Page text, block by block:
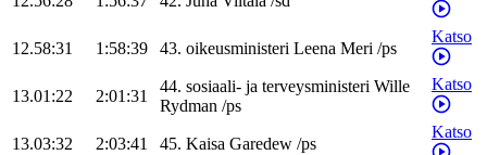
12.58:31 1:58:39 43. oikeusministeri Leena Meri /ps
Katso
13.01:22 2:01:31
44. sosiaali- ja terveysministeri Wille
Rydman /ps
Katso
13.03:32 2:03:41 45. Kaisa Garedew /ps
Katso